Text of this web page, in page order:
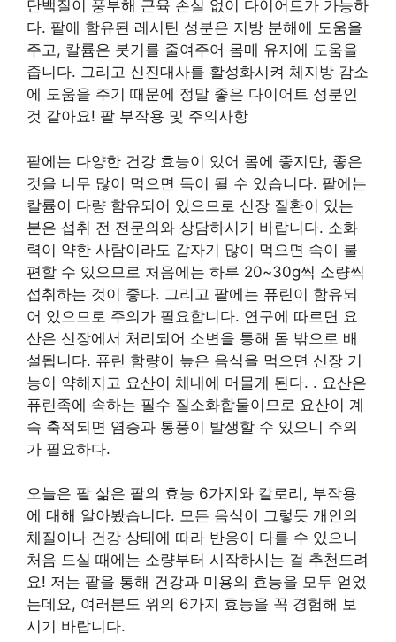
단백질이 풍부해 근육 손실 없이 다이어트가 가능하
다. 팥에 함유된 레시틴 성분은 지방 분해에 도움을
주고, 칼륨은 붓기를 줄여주어 몸매 유지에 도움을
줍니다. 그리고 신진대사를 활성화시켜 체지방 감소
에 도움을 주기 때문에 정말 좋은 다이어트 성분인
것 같아요! 팥 부작용 및 주의사항
팥에는 다양한 건강 효능이 있어 몸에 좋지만, 좋은
것을 너무 많이 먹으면 독이 될 수 있습니다. 팥에는
칼륨이 다량 함유되어 있으므로 신장 질환이 있는
분은 섭취 전 전문의와 상담하시기 바랍니다. 소화
력이 약한 사람이라도 갑자기 많이 먹으면 속이 불
편할 수 있으므로 처음에는 하루 20~30g씩 소량씩
섭취하는 것이 좋다. 그리고 팥에는 퓨린이 함유되
어 있으므로 주의가 필요합니다. 연구에 따르면 요
산은 신장에서 처리되어 소변을 통해 몸 밖으로 배
설됩니다. 퓨린 함량이 높은 음식을 먹으면 신장 기
능이 약해지고 요산이 체내에 머물게 된다. . 요산은
퓨린족에 속하는 필수 질소화합물이므로 요산이 계
속 축적되면 염증과 통풍이 발생할 수 있으니 주의
가 필요하다.
오늘은 팥 삶은 팥의 효능 6가지와 칼로리, 부작용
에 대해 알아봤습니다. 모든 음식이 그렇듯 개인의
체질이나 건강 상태에 따라 반응이 다를 수 있으니
처음 드실 때에는 소량부터 시작하시는 걸 추천드려
요! 저는 팥을 통해 건강과 미용의 효능을 모두 얻었
는데요, 여러분도 위의 6가지 효능을 꼭 경험해 보
시기 바랍니다.